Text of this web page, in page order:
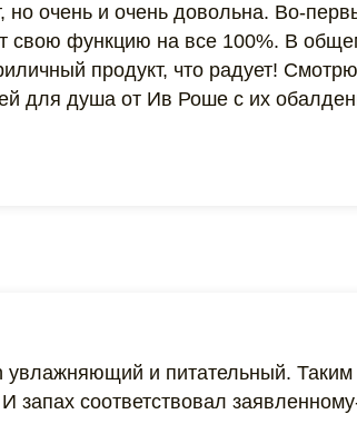
но очень и очень довольна. Во-
свою функцию на все 100%. В
продукт, что радует!
для душа от Ив Роше с их
и питательный. Таким
соответствовал